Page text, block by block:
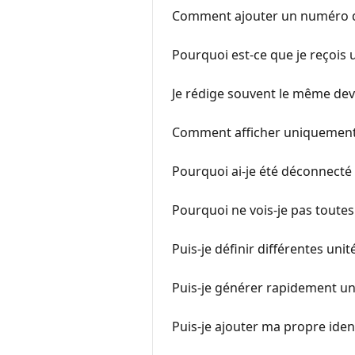
Comment ajouter un numéro
Pourquoi est-ce que je reçois
Je rédige souvent le même
Comment afficher
Pourquoi ai-je été déconnecté
Pourquoi ne vois-je pas
Puis-je définir différentes
Puis-je générer rapidement
Puis-je ajouter ma propre